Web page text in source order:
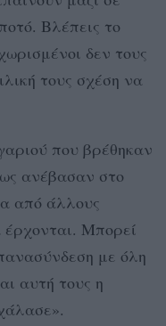
Βλέπεις το
δεν τους
τους σχέση να
που βρέθηκαν
ανέβασαν στο
από άλλους
Μπορεί
με όλη
αυτή τους η